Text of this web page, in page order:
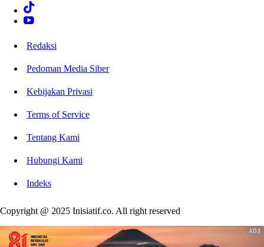
Redaksi
Pedoman Media Siber
Kebijakan Privasi
Terms of Service
Tentang Kami
Hubungi Kami
Indeks
Copyright @ 2025 Inisiatif.co. All right reserved